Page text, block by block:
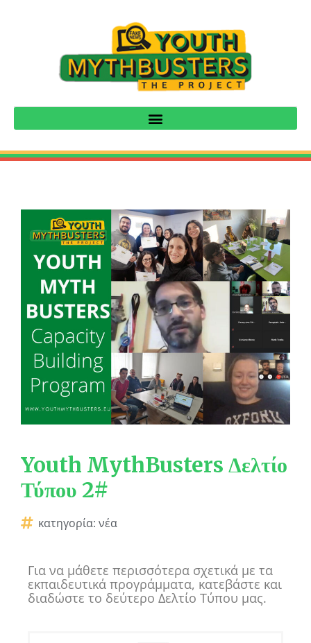
Youth MythBusters Δελτίο
Τύπου 2#
κατηγορία: νέα
Για να μάθετε περισσότερα σχετικά με τα
εκπαιδευτικά προγράμματα, κατεβάστε και
διαδώστε το δεύτερο Δελτίο Τύπου μας.